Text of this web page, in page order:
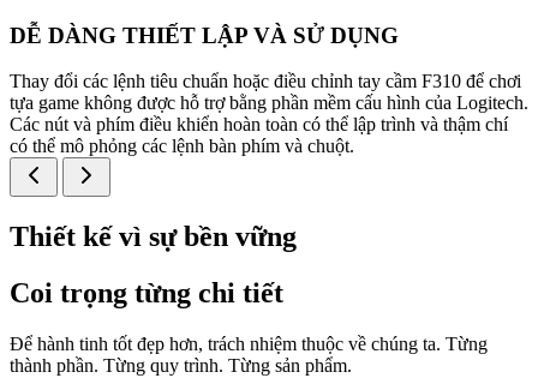
DỄ DÀNG THIẾT LẬP VÀ SỬ DỤNG
Thay đổi các lệnh tiêu chuẩn hoặc điều chỉnh tay cầm F310 để chơi
tựa game không được hỗ trợ bằng phần mềm cấu hình của Logitech.
Các nút và phím điều khiển hoàn toàn có thể lập trình và thậm chí
có thể mô phỏng các lệnh bàn phím và chuột.
Thiết kế vì sự bền vững
Coi trọng từng chi tiết
Để hành tinh tốt đẹp hơn, trách nhiệm thuộc về chúng ta. Từng
thành phần. Từng quy trình. Từng sản phẩm.